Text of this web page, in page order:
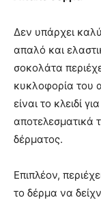
Δεν υπάρχει
απαλό και
σοκολάτα
κυκλοφορία του
είναι το κλειδί
αποτελεσματικά
δέρματος.
Επιπλέον,
το δέρμα να